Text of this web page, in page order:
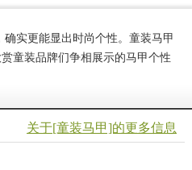
实更能显出时尚个性。童装马甲
童装品牌们争相展示的马甲个性
关于[童装马甲]的更多信息